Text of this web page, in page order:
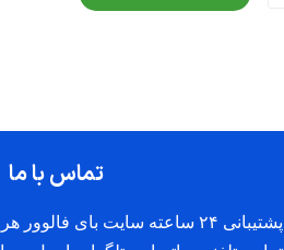
تماس با ما
پشتیبانی ۲۴ ساعته سایت بای